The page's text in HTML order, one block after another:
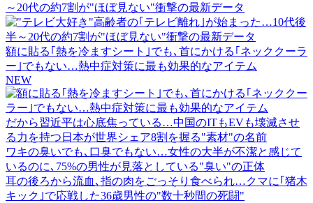
～20代の約7割が"ほぼ見ない"衝撃の最新データ
額に貼る｢熱を冷ますシート｣でも､首にかける｢ネッククーラ
ー｣でもない…熱中症対策に最も効果的なアイテム
NEW
だから習近平は心底焦っている…中国のITもEVも壊滅させ
る力を持つ日本が世界シェア8割を握る"素材"の名前
ワキの臭いでも､口臭でもない…女性の大半が不潔と感じて
いるのに､75%の男性が見落としている"臭い"の正体
耳の後ろから流血､指の肉をごっそり食べられ…クマに｢猪木
キック｣で応戦した36歳男性の"数十秒間の死闘"